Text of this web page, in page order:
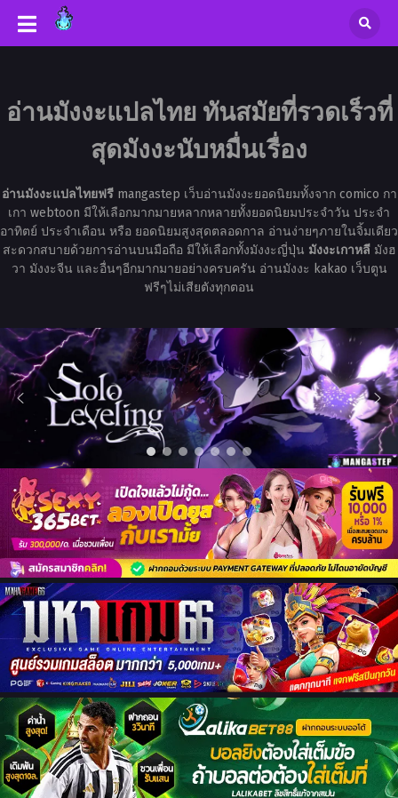
อ่านมังงะแปลไทย ทันสมัยที่รวดเร็วที่
สุดมังงะนับหมื่นเรื่อง
อ่านมังงะแปลไทยฟรีmangastep เว็บอ่านมังงะยอดนิยมทั้งจาก comico กา
เกา webtoon มีให้เลือกมากมายหลากหลายทั้งยอดนิยมประจำวัน ประจำ
อาทิตย์ ประจำเดือน หรือ ยอดนิยมสูงสุดตลอดกาล อ่านง่ายๆภายในจิ้มเดียว
สะดวกสบายด้วยการอ่านบนมือถือ มีให้เลือกทั้งมังงะญี่ปุ่น มังงะเกาหลีมังฮ
วา มังงะจีน และอื่นๆอีกมากมายอย่างครบครัน อ่านมังงะ kakao เว็บตูน
ฟรีๆไม่เสียตังทุกตอน